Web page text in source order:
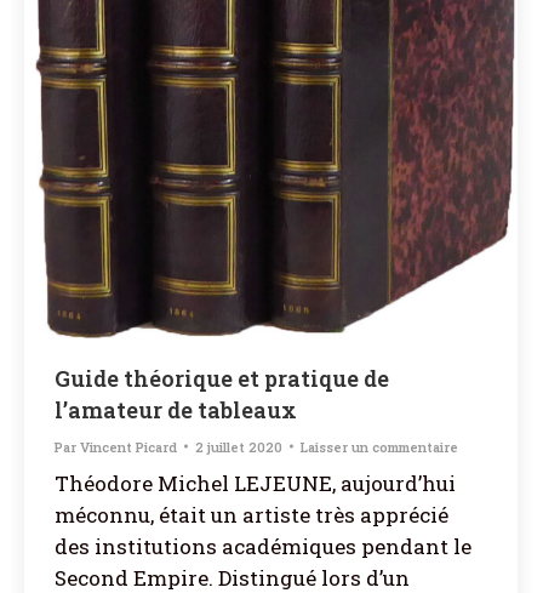
Guide théorique et pratique de
l’amateur de tableaux
Par Vincent Picard 2 juillet 2020 Laisser un commentaire
Théodore Michel LEJEUNE, aujourd’hui
méconnu, était un artiste très apprécié
des institutions académiques pendant le
Second Empire. Distingué lors d’un